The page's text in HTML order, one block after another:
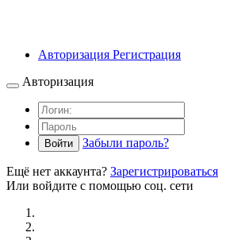
Авторизация Регистрация
Авторизация
Войти Забыли пароль?
Ещё нет аккаунта? Зарегистрироваться
Или войдите с помощью соц. сети